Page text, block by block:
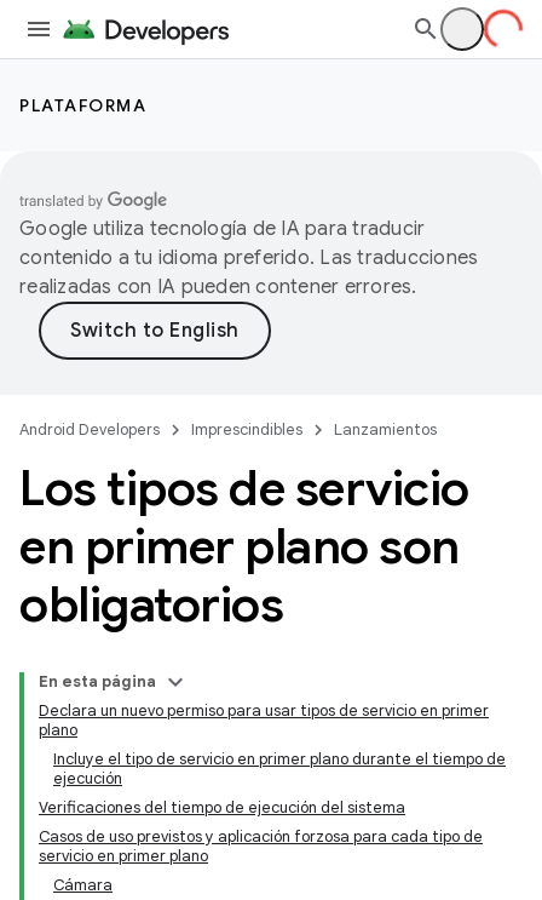
PLATAFORMA
Google utiliza tecnología de IA para traducir
contenido a tu idioma preferido. Las traducciones
realizadas con IA pueden contener errores.
Android Developers Imprescindibles Lanzamientos
Los tipos de servicio
en primer plano son
obligatorios
En esta página
Declara un nuevo permiso para usar tipos de servicio en primer
plano
Incluye el tipo de servicio en primer plano durante el tiempo de
ejecución
Verificaciones del tiempo de ejecución del sistema
Casos de uso previstos y aplicación forzosa para cada tipo de
servicio en primer plano
Cámara